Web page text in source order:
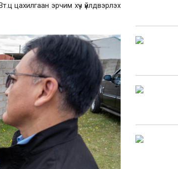
цахилгаан эрчим хүч үйлдвэрлэх